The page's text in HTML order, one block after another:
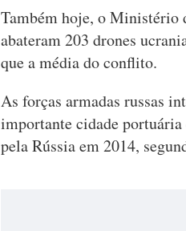
Também hoje, o Ministério
abateram 203 drones
que a média do conflito.
As forças armadas russas
importante cidade
pela Rússia em 2014,